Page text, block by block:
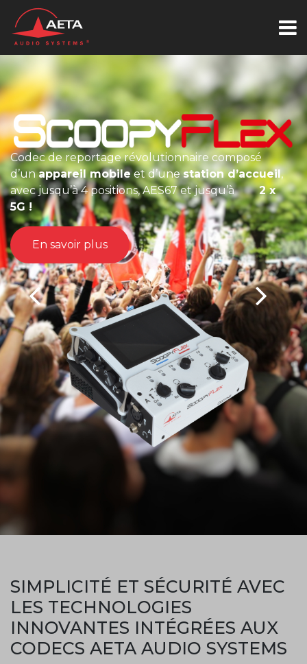
Codec de reportage révolutionnaire composé
d’unappareil mobileet d’unestation d’accueil,
avec jusqu’à 4 positions, AES67 et jusqu’à2 x
5G !
En savoir plus
SIMPLICITÉ ET SÉCURITÉ AVEC
LES TECHNOLOGIES
INNOVANTES INTÉGRÉES AUX
CODECS AETA AUDIO SYSTEMS